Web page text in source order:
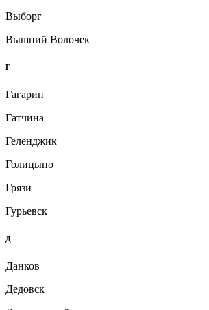
Выборг
Вышний Волочек
Г
Гагарин
Гатчина
Геленджик
Голицыно
Грязи
Гурьевск
Д
Данков
Дедовск